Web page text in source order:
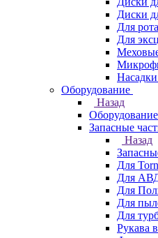
Диски
Для
Для
Оборудование
Назад
Оборудование
Запасные
Назад
Для
Для
Для
Для
Для
Рукава